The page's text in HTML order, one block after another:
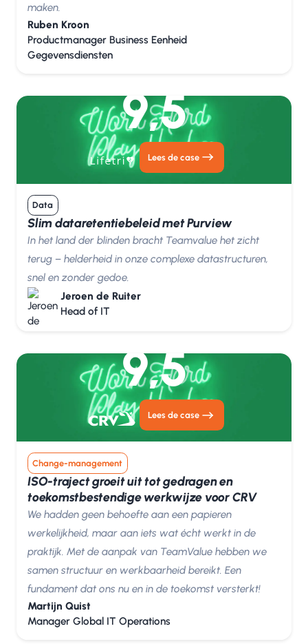
maken.
Ruben Kroon
Productmanager Business Eenheid
Gegevensdiensten
9,5
Lees de case
Data
Slim dataretentiebeleid met Purview
In het land der blinden bracht Teamvalue het zicht
terug – helderheid in onze complexe datastructuren,
snel en zonder gedoe.
Jeroen de Ruiter
Head of IT
9,5
Lees de case
Change-management
ISO-traject groeit uit tot gedragen en
toekomstbestendige werkwijze voor CRV
We hadden geen behoefte aan een papieren
werkelijkheid, maar aan iets wat écht werkt in de
praktijk. Met de aanpak van TeamValue hebben we
samen structuur en werkbaarheid bereikt. Een
fundament dat ons nu en in de toekomst versterkt!
Martijn Quist
Manager Global IT Operations